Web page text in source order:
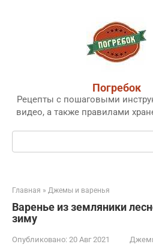
Погребок
Рецепты с пошаговыми
видео, а также правилами
Поиск:
Главная » Джемы и варенья
Варенье из земляники
зиму
Опубликовано: 20 Авг 2021